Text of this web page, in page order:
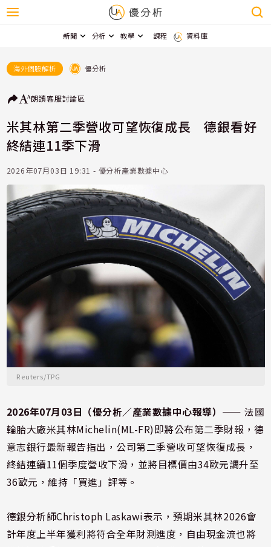
新聞 分析 教學 課程 資料庫
海外個股解析 優分析
朗讀客服討論區
米其林第二季營收可望恢復成長 德銀看好
終結連11季下滑
2026年07月03日 19:31 - 優分析產業數據中心
Reuters/TPG
2026年07月03日（優分析／產業數據中心報導） ⸺ 法國
輪胎大廠米其林Michelin(ML-FR)即將公布第二季財報，德
意志銀行最新報告指出，公司第二季營收可望恢復成長，
終結連續11個季度營收下滑，並將目標價由34歐元調升至
36歐元，維持「買進」評等。
德銀分析師Christoph Laskawi表示，預期米其林2026會
計年度上半年獲利將符合全年財測進度，自由現金流也將